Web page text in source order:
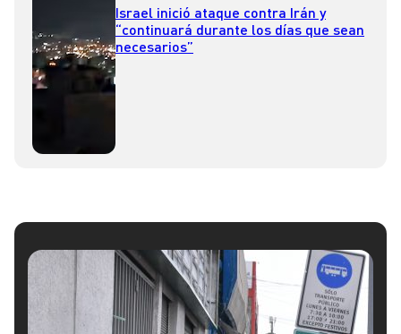
Israel inició ataque contra Irán y
“continuará durante los días que sean
necesarios”